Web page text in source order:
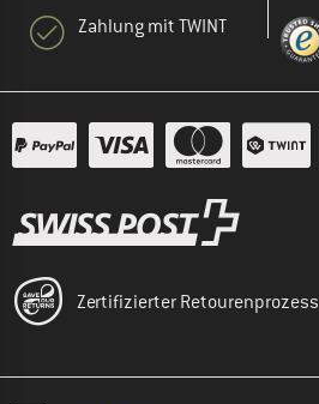
Zahlung mit TWINT
Zertifizierter Retourenprozess